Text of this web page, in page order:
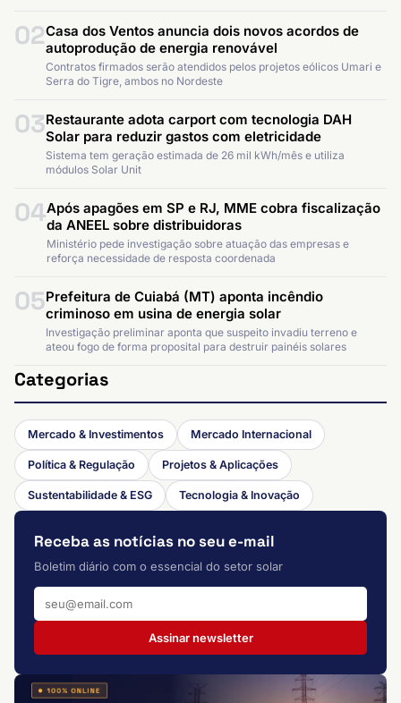
02Casa dos Ventos anuncia dois novos acordos de
autoprodução de energia renovável
Contratos firmados serão atendidos pelos projetos eólicos Umari e
Serra do Tigre, ambos no Nordeste
03Restaurante adota carport com tecnologia DAH
Solar para reduzir gastos com eletricidade
Sistema tem geração estimada de 26 mil kWh/mês e utiliza
módulos Solar Unit
04Após apagões em SP e RJ, MME cobra fiscalização
da ANEEL sobre distribuidoras
Ministério pede investigação sobre atuação das empresas e
reforça necessidade de resposta coordenada
05Prefeitura de Cuiabá (MT) aponta incêndio
criminoso em usina de energia solar
Investigação preliminar aponta que suspeito invadiu terreno e
ateou fogo de forma proposital para destruir painéis solares
Categorias
Mercado & Investimentos Mercado Internacional
Política & Regulação Projetos & Aplicações
Sustentabilidade & ESG Tecnologia & Inovação
Receba as notícias no seu e-mail
Boletim diário com o essencial do setor solar
Assinar newsletter